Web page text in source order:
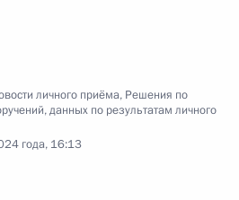
личного приёма, Решения по
данных по результатам личного
года, 16:13